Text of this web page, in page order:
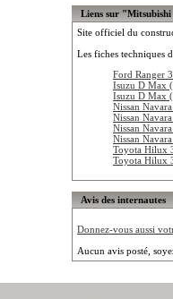
Liens sur
Site officiel du
Les fiches techniques
Ford Ranger
Isuzu D Max
Isuzu D Max
Nissan
Nissan
Nissan
Nissan
Toyota Hilux
Toyota Hilux
Avis des internautes
Donnez-vous aussi
Aucun avis posté,